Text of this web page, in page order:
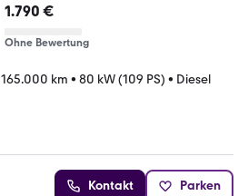
1.790 €
Ohne Bewertung
165.000 km • 80 kW (109 PS) • Diesel
Kontakt Parken